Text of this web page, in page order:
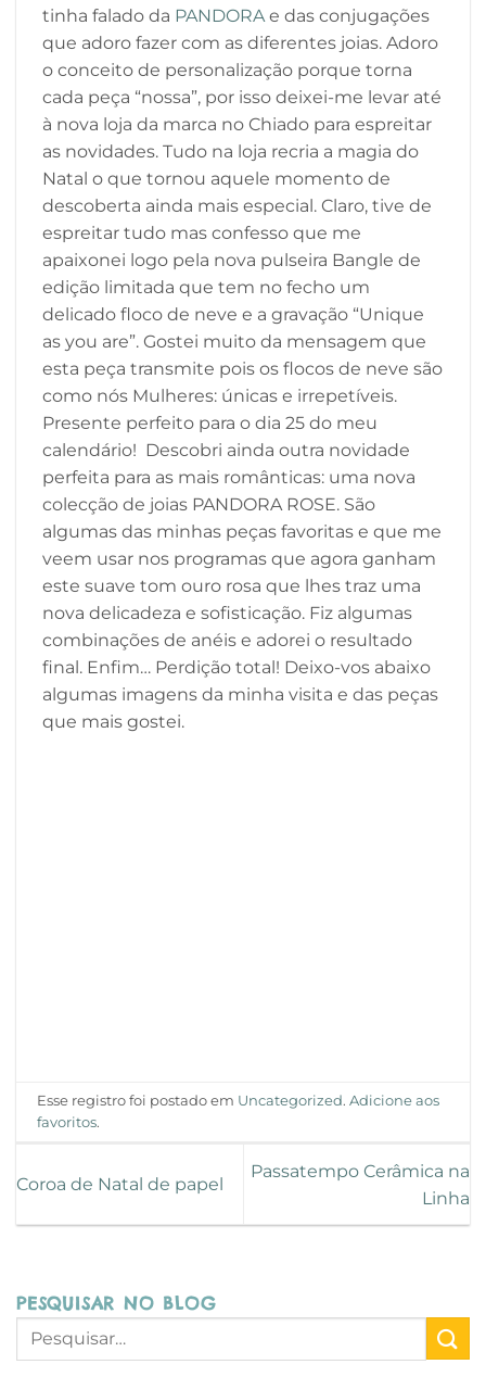
tinha falado da PANDORA e das conjugações
que adoro fazer com as diferentes joias. Adoro
o conceito de personalização porque torna
cada peça “nossa”, por isso deixei-me levar até
à nova loja da marca no Chiado para espreitar
as novidades. Tudo na loja recria a magia do
Natal o que tornou aquele momento de
descoberta ainda mais especial. Claro, tive de
espreitar tudo mas confesso que me
apaixonei logo pela nova pulseira Bangle de
edição limitada que tem no fecho um
delicado floco de neve e a gravação “Unique
as you are”. Gostei muito da mensagem que
esta peça transmite pois os flocos de neve são
como nós Mulheres: únicas e irrepetíveis.
Presente perfeito para o dia 25 do meu
calendário! Descobri ainda outra novidade
perfeita para as mais românticas: uma nova
colecção de joias PANDORA ROSE. São
algumas das minhas peças favoritas e que me
veem usar nos programas que agora ganham
este suave tom ouro rosa que lhes traz uma
nova delicadeza e sofisticação. Fiz algumas
combinações de anéis e adorei o resultado
final. Enfim… Perdição total! Deixo-vos abaixo
algumas imagens da minha visita e das peças
que mais gostei.
Esse registro foi postado em Uncategorized.Adicione aos
favoritos.
Coroa de Natal de papel
Passatempo Cerâmica na
Linha
PESQUISAR NO BLOG